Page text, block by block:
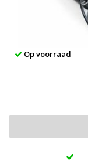
Op voorraad